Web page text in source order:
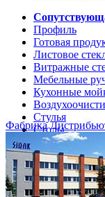
Профиль
Готовая
Листовое
Витражные
Мебельные
Кухонные
Стулья
Столы
Кухонные
Кухни и
Кухни Softline
Кухни
Фабрика